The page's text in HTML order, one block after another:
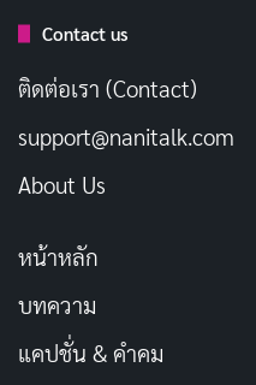
Contact us
ติดต่อเรา (Contact)
support@nanitalk.com
About Us
หน้าหลัก
บทความ
แคปชั่น & คำคม